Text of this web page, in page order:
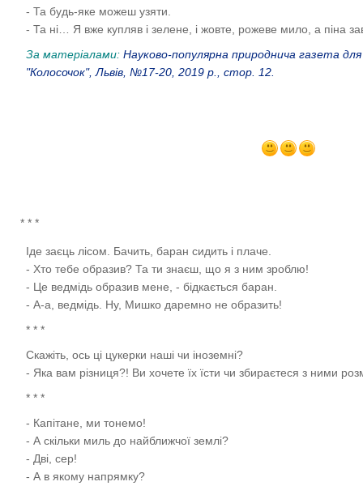
- Та будь-яке можеш узяти.
- Та ні… Я вже купляв і зелене, і жовте, рожеве мило, а піна
За матеріалами: Науково-популярна природнича газета
"Колосочок", Львів, №17-20, 2019 р., стор. 12.
* * *
Іде заєць лісом. Бачить, баран сидить і плаче.
- Хто тебе образив? Та ти знаєш, що я з ним зроблю!
- Це ведмідь образив мене, - бідкається баран.
- А-а, ведмідь. Ну, Мишко даремно не образить!
* * *
Скажіть, ось ці цукерки наші чи іноземні?
- Яка вам різниця?! Ви хочете їх їсти чи збираєтеся з ними
* * *
- Капітане, ми тонемо!
- А скільки миль до найближчої землі?
- Дві, сер!
- А в якому напрямку?